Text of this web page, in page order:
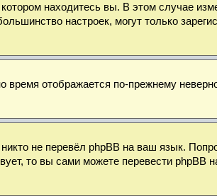
находитесь вы. В этом случае
настроек, могут только
отображается по-прежнему
не перевёл phpBB на ваш язык.
то вы сами можете перевести